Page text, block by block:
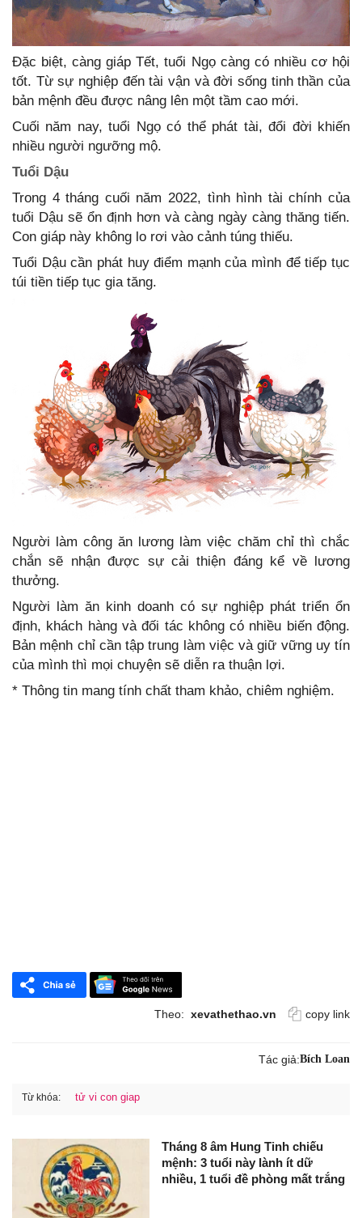
Đặc biệt, càng giáp Tết, tuổi Ngọ càng có nhiều cơ hội
tốt. Từ sự nghiệp đến tài vận và đời sống tinh thần của
bản mệnh đều được nâng lên một tầm cao mới.
Cuối năm nay, tuổi Ngọ có thể phát tài, đổi đời khiến
nhiều người ngưỡng mộ.
Tuổi Dậu
Trong 4 tháng cuối năm 2022, tình hình tài chính của
tuổi Dậu sẽ ổn định hơn và càng ngày càng thăng tiến.
Con giáp này không lo rơi vào cảnh túng thiếu.
Tuổi Dậu cần phát huy điểm mạnh của mình để tiếp tục
túi tiền tiếp tục gia tăng.
Người làm công ăn lương làm việc chăm chỉ thì chắc
chắn sẽ nhận được sự cải thiện đáng kể về lương
thưởng.
Người làm ăn kinh doanh có sự nghiệp phát triển ổn
định, khách hàng và đối tác không có nhiều biến động.
Bản mệnh chỉ cần tập trung làm việc và giữ vững uy tín
của mình thì mọi chuyện sẽ diễn ra thuận lợi.
* Thông tin mang tính chất tham khảo, chiêm nghiệm.
Theo: xevathethao.vn copy link
Tác giả:Bích Loan
Từ khóa: tử vi con giap
Tháng 8 âm Hung Tinh chiếu
mệnh: 3 tuổi này lành ít dữ
nhiều, 1 tuổi đề phòng mất trắng